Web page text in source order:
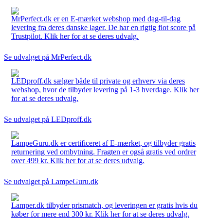
MrPerfect.dk er en E-mærket webshop med dag-til-dag
levering fra deres danske lager. De har en rigtig flot score på
Trustpilot. Klik her for at se deres udvalg.
Se udvalget på MrPerfect.dk
LEDproff.dk sælger både til private og erhverv via deres
webshop, hvor de tilbyder levering på 1-3 hverdage. Klik her
for at se deres udvalg.
Se udvalget på LEDproff.dk
LampeGuru.dk er certificeret af E-mærket, og tilbyder gratis
returnering ved ombytning. Fragten er også gratis ved ordrer
over 499 kr. Klik her for at se deres udvalg.
Se udvalget på LampeGuru.dk
Lamper.dk tilbyder prismatch, og leveringen er gratis hvis du
køber for mere end 300 kr. Klik her for at se deres udvalg.